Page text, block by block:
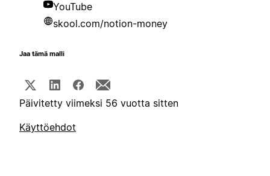
YouTube
skool.com/notion-money
Jaa tämä malli
Päivitetty viimeksi 56 vuotta sitten
Käyttöehdot